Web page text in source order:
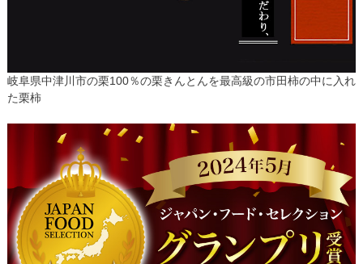
岐阜県中津川市の栗100％の栗きんとんを最高級の市田柿の中に入れ
た栗柿